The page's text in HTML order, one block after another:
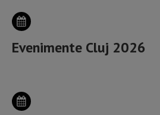
Evenimente Cluj 2026